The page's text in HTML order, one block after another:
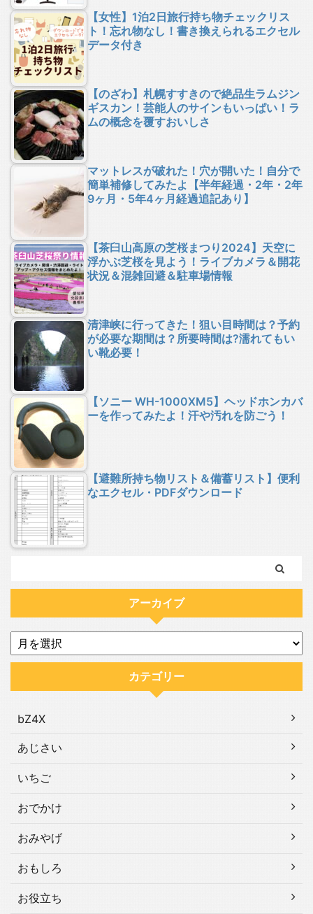
【女性】1泊2日旅行持ち物チェックリス
ト！忘れ物なし！書き換えられるエクセル
データ付き
【のざわ】札幌すすきので絶品生ラムジン
ギスカン！芸能人のサインもいっぱい！ラ
ムの概念を覆すおいしさ
マットレスが破れた！穴が開いた！自分で
簡単補修してみたよ【半年経過・2年・2年
9ヶ月・5年4ヶ月経過追記あり】
【茶臼山高原の芝桜まつり2024】天空に
浮かぶ芝桜を見よう！ライブカメラ＆開花
状況＆混雑回避＆駐車場情報
清津峡に行ってきた！狙い目時間は？予約
が必要な期間は？所要時間は?濡れてもい
い靴必要！
【ソニー WH-1000XM5】ヘッドホンカバ
ーを作ってみたよ！汗や汚れを防ごう！
【避難所持ち物リスト＆備蓄リスト】便利
なエクセル・PDFダウンロード
アーカイブ
カテゴリー
bZ4X
あじさい
いちご
おでかけ
おみやげ
おもしろ
お役立ち